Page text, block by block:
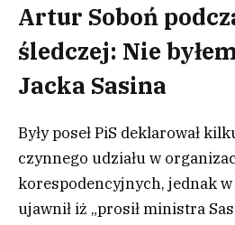
Artur Soboń
śledczej: Nie
Jacka Sasina
Były poseł PiS deklarował
czynnego udziału w
korespodencyjnych, jednak
ujawnił iż „prosił ministra